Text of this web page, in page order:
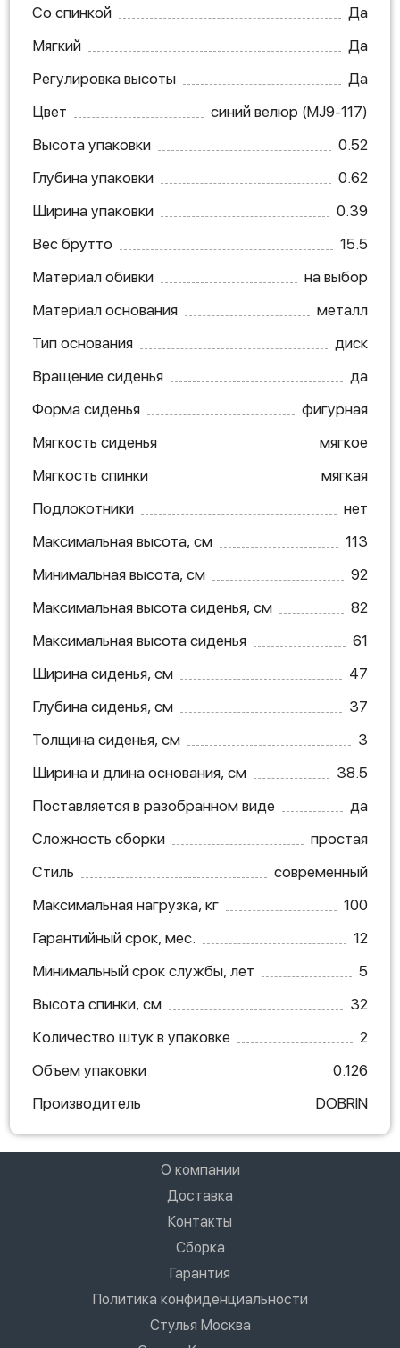
Со спинкой
Да
Мягкий
Да
Регулировка высоты
Да
Цвет
синий велюр (MJ9-117)
Высота упаковки
0.52
Глубина упаковки
0.62
Ширина упаковки
0.39
Вес брутто
15.5
Материал обивки
на выбор
Материал основания
металл
Тип основания
диск
Вращение сиденья
да
Форма сиденья
фигурная
Мягкость сиденья
мягкое
Мягкость спинки
мягкая
Подлокотники
нет
Максимальная высота, см
113
Минимальная высота, см
92
Максимальная высота сиденья, см
82
Максимальная высота сиденья
61
Ширина сиденья, см
47
Глубина сиденья, см
37
Толщина сиденья, см
3
Ширина и длина основания, см
38.5
Поставляется в разобранном виде
да
Сложность сборки
простая
Стиль
современный
Максимальная нагрузка, кг
100
Гарантийный срок, мес.
12
Минимальный срок службы, лет
5
Высота спинки, см
32
Количество штук в упаковке
2
Объем упаковки
0.126
Производитель
DOBRIN
О компании
Доставка
Контакты
Сборка
Гарантия
Политика конфиденциальности
Стулья Москва